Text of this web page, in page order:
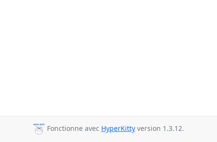
Fonctionne avec HyperKitty version 1.3.12.